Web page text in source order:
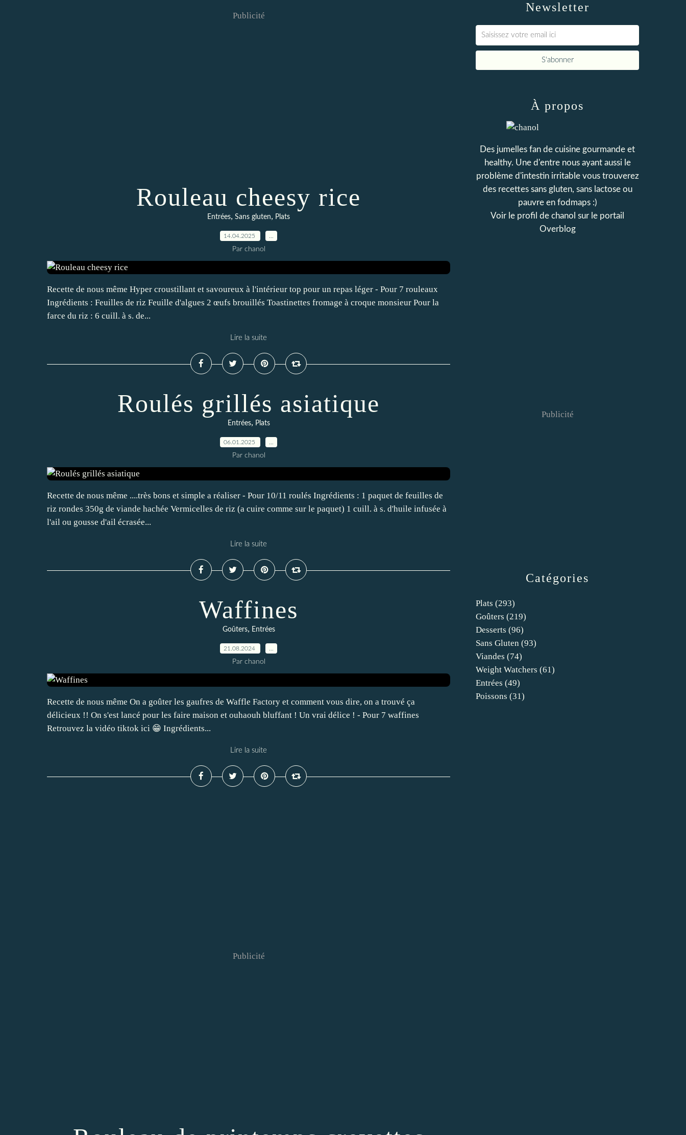
Publicité
Rouleau cheesy rice
Entrées, Sans gluten, Plats
14.04.2025
Par chanol
Recette de nous même Hyper croustillant et savoureux à l'intérieur top pour un repas léger - Pour 7 rouleaux
Ingrédients : Feuilles de riz Feuille d'algues 2 œufs brouillés Toastinettes fromage à croque monsieur Pour la
farce du riz : 6 cuill. à s. de...
Lire la suite
Roulés grillés asiatique
Entrées, Plats
06.01.2025
Par chanol
Recette de nous même ....très bons et simple a réaliser - Pour 10/11 roulés Ingrédients : 1 paquet de feuilles de
riz rondes 350g de viande hachée Vermicelles de riz (a cuire comme sur le paquet) 1 cuill. à s. d'huile infusée à
l'ail ou gousse d'ail écrasée...
Lire la suite
Waffines
Goûters, Entrées
21.08.2024
Par chanol
Recette de nous même On a goûter les gaufres de Waffle Factory et comment vous dire, on a trouvé ça
délicieux !! On s'est lancé pour les faire maison et ouhaouh bluffant ! Un vrai délice ! - Pour 7 waffines
Retrouvez la vidéo tiktok ici 😁 Ingrédients...
Lire la suite
Publicité
Newsletter
Catégories
Plats (293)
Goûters (219)
Desserts (96)
Sans Gluten (93)
Viandes (74)
Weight Watchers (61)
Entrées (49)
Poissons (31)
À propos
Des jumelles fan de cuisine gourmande et
healthy. Une d'entre nous ayant aussi le
problème d'intestin irritable vous trouverez
des recettes sans gluten, sans lactose ou
pauvre en fodmaps :)
Voir le profil de chanol sur le portail
Overblog
Publicité